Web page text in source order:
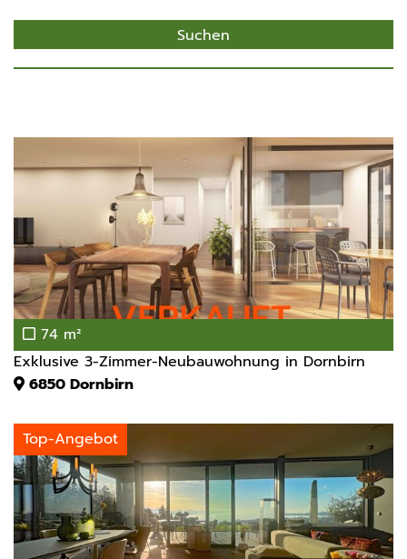
74 m²
Exklusive 3-Zimmer-Neubauwohnung in Dornbirn
6850 Dornbirn
Top-Angebot